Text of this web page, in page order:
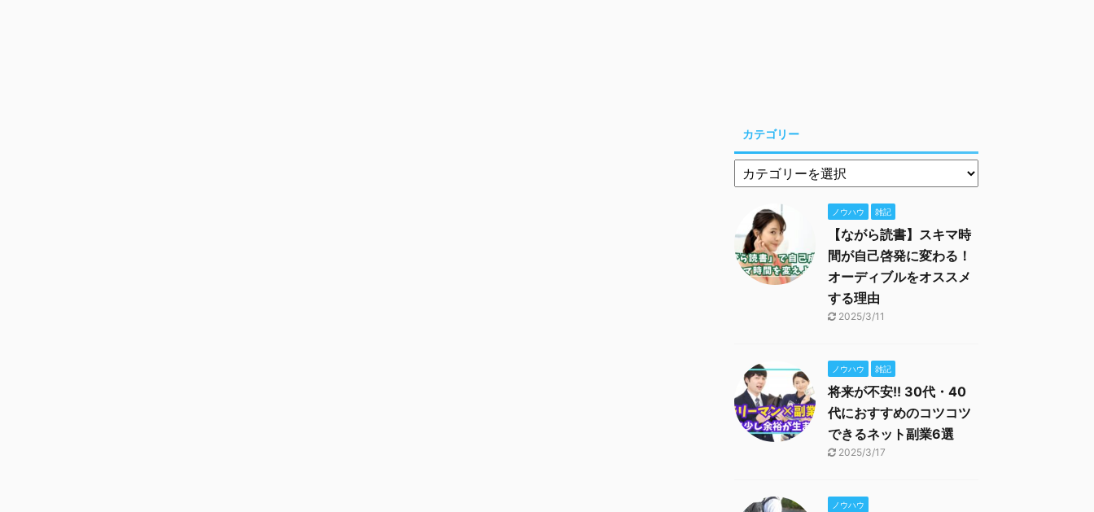
カテゴリー
ノウハウ 雑記
【ながら読書】スキマ時
間が自己啓発に変わる！
オーディブルをオススメ
する理由
2025/3/11
ノウハウ 雑記
将来が不安!! 30代・40
代におすすめのコツコツ
できるネット副業6選
2025/3/17
ノウハウ